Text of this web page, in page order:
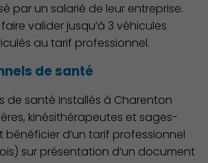
Environnement cadre de
vie
Culture
par un salarié de leur entreprise.
valider jusqu’à 3 véhicules
au tarif professionnel.
de santé
de santé installés à Charenton
kinésithérapeutes et sages-
d’un tarif professionnel
sur présentation d’un document